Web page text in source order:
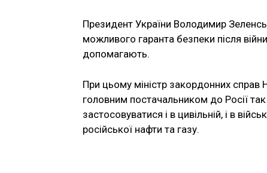
Президент України Володимир
можливого гаранта безпеки після
допомагають.
При цьому міністр закордонних
головним постачальником до Росії
застосовуватися і в цивільній, і в
російської нафти та газу.